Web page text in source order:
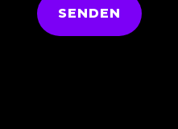
SENDEN